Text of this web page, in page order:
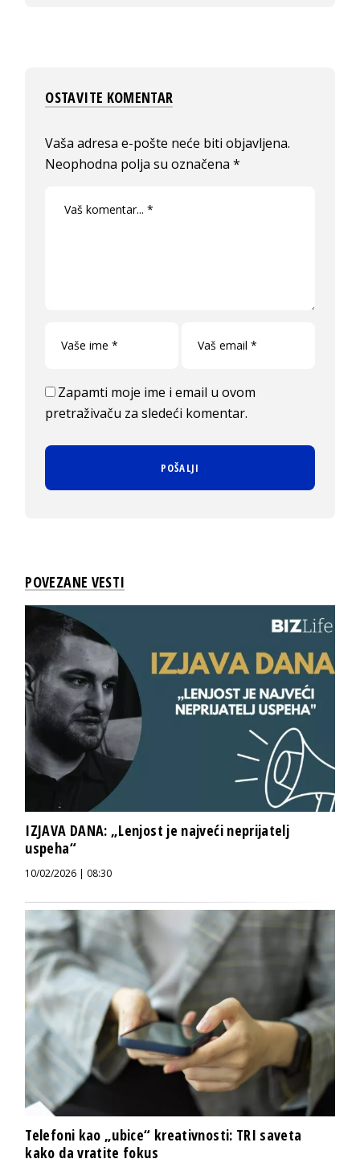
OSTAVITE KOMENTAR
Vaša adresa e-pošte neće biti objavljena.
Neophodna polja su označena*
Zapamti moje ime i email u ovom
pretraživaču za sledeći komentar.
POVEZANE VESTI
IZJAVA DANA: „Lenjost je najveći neprijatelj
uspeha“
10/02/2026 | 08:30
Telefoni kao „ubice“ kreativnosti: TRI saveta
kako da vratite fokus